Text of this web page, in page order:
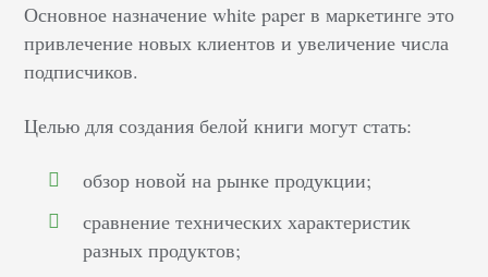
Основное назначение white paper в маркетинге это
привлечение новых клиентов и увеличение числа
подписчиков.
Целью для создания белой книги могут стать:
обзор новой на рынке продукции;
сравнение технических характеристик
разных продуктов;